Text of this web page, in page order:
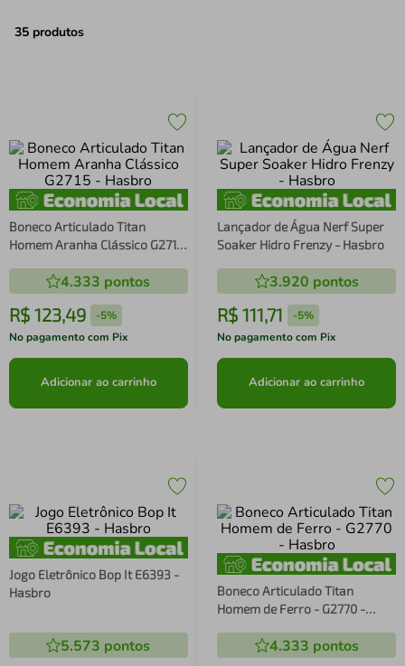
35 produtos
Boneco Articulado Titan
Homem Aranha Clássico G2715
4.333 pontos
R$ 123,49 -5%
No pagamento com Pix
Adicionar ao carrinho
Lançador de Água Nerf Super
Soaker Hidro Frenzy - Hasbro
3.920 pontos
R$ 111,71 -5%
No pagamento com Pix
Adicionar ao carrinho
Jogo Eletrônico Bop It E6393 -
Hasbro
5.573 pontos
Boneco Articulado Titan
Homem de Ferro - G2770 -
4.333 pontos
4º air fryer